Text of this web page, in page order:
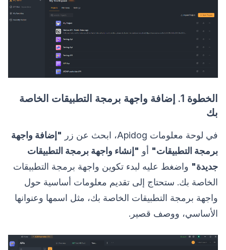
الخطوة 1. إضافة واجهة برمجة التطبيقات الخاصة
بك
في لوحة معلومات Apidog، ابحث عن زر
"إضافة واجهة
برمجة التطبيقات" أو "إنشاء واجهة برمجة التطبيقات
جديدة" واضغط عليه لبدء تكوين واجهة برمجة التطبيقات
الخاصة بك. ستحتاج إلى تقديم معلومات أساسية حول
واجهة برمجة التطبيقات الخاصة بك، مثل اسمها وعنوانها
الأساسي، ووصف قصير.